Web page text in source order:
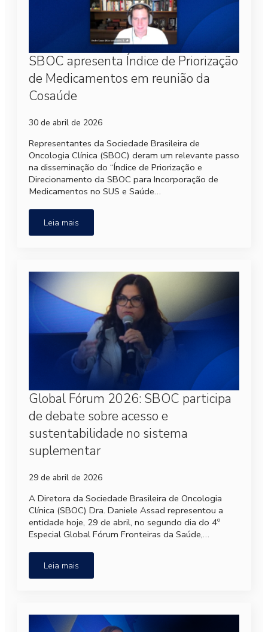
SBOC apresenta Índice de Priorização
de Medicamentos em reunião da
Cosaúde
30 de abril de 2026
Representantes da Sociedade Brasileira de
Oncologia Clínica (SBOC) deram um relevante passo
na disseminação do “Índice de Priorização e
Direcionamento da SBOC para Incorporação de
Medicamentos no SUS e Saúde…
Leia mais
Global Fórum 2026: SBOC participa
de debate sobre acesso e
sustentabilidade no sistema
suplementar
29 de abril de 2026
A Diretora da Sociedade Brasileira de Oncologia
Clínica (SBOC) Dra. Daniele Assad representou a
entidade hoje, 29 de abril, no segundo dia do 4º
Especial Global Fórum Fronteiras da Saúde,…
Leia mais